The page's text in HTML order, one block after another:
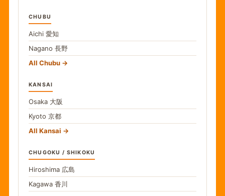
CHUBU
Aichi 愛知
Nagano 長野
All Chubu
KANSAI
Osaka 大阪
Kyoto 京都
All Kansai
CHUGOKU / SHIKOKU
Hiroshima 広島
Kagawa 香川